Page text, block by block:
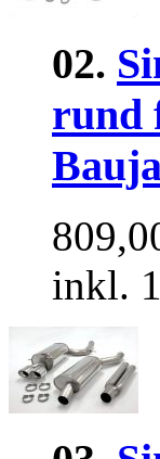
02.
rund
inkl.